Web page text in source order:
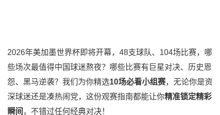
2026年美加墨世界杯即将开幕，48支球队、104场比赛，哪
些场次最值得中国球迷熬夜？哪些比赛有巨星对决、历史恩
怨、黑马逆袭？我们为你精选10场必看小组赛，无论你是资
深球迷还是凑热闹党，这份观赛指南都能让你精准锁定精彩
瞬间 ，不错过任何经典对决！